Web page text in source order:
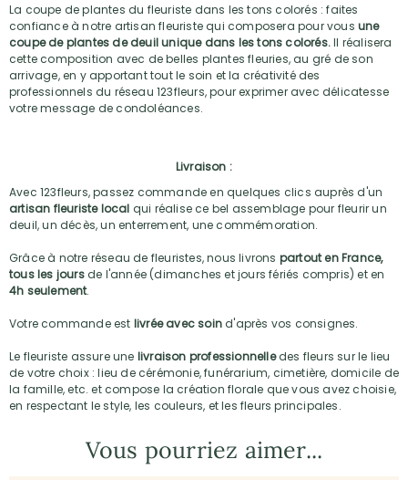
La coupe de plantes du fleuriste dans les tons colorés : faites
confiance à notre artisan fleuriste qui composera pour vousune
coupe de plantes de deuil unique dans les tons colorés.Il réalisera
cette composition avec de belles plantes fleuries, au gré de son
arrivage, en y apportant tout le soin et la créativité des
professionnels du réseau 123fleurs, pour exprimer avec délicatesse
votre message de condoléances.
Livraison :
Avec 123fleurs, passez commande en quelques clics auprès d'un
artisan fleuriste local qui réalise ce bel assemblage pour fleurir un
deuil, un décès, un enterrement, une commémoration.
Grâce à notre réseau de fleuristes, nous livrons partout en France,
tous les joursde l'année (dimanches et jours fériés compris) et en
4h seulement.
Votre commande est livrée avec soind'après vos consignes.
Le fleuriste assure une livraison professionnelledes fleurs sur le lieu
de votre choix : lieu de cérémonie, funérarium, cimetière, domicile de
la famille, etc. et compose la création florale que vous avez choisie,
en respectant le style, les couleurs, et les fleurs principales.
Vous pourriez aimer...